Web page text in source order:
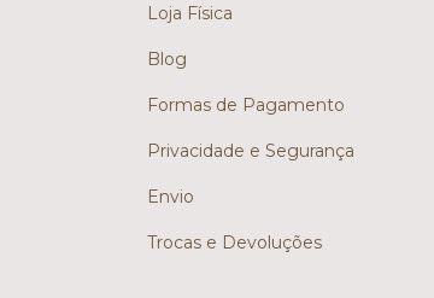
Loja Física
Blog
Formas de Pagamento
Privacidade e Segurança
Envio
Trocas e Devoluções